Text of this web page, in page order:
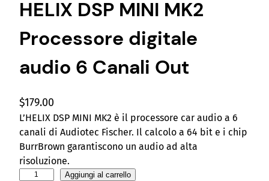
HELIX DSP MINI MK2
Processore digitale
audio 6 Canali Out
$179.00
L’HELIX DSP MINI MK2 è il processore car audio a 6
canali di Audiotec Fischer. Il calcolo a 64 bit e i chip
BurrBrown garantiscono un audio ad alta
risoluzione.
Aggiungi al carrello